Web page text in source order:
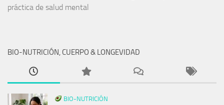
práctica de salud mental
BIO-NUTRICIÓN, CUERPO & LONGEVIDAD
BIO-NUTRICIÓN